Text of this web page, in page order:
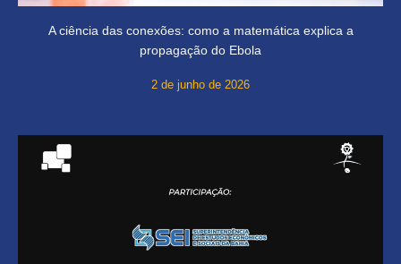
A ciência das conexões: como a matemática explica a
propagação do Ebola
2 de junho de 2026